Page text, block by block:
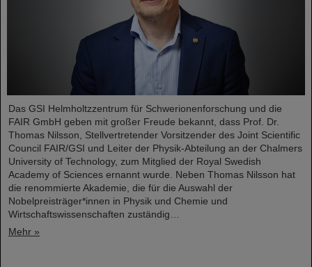
Das GSI Helmholtzzentrum für Schwerionenforschung und die
FAIR GmbH geben mit großer Freude bekannt, dass Prof. Dr.
Thomas Nilsson, Stellvertretender Vorsitzender des Joint Scientific
Council FAIR/GSI und Leiter der Physik-Abteilung an der Chalmers
University of Technology, zum Mitglied der Royal Swedish
Academy of Sciences ernannt wurde. Neben Thomas Nilsson hat
die renommierte Akademie, die für die Auswahl der
Nobelpreisträger*innen in Physik und Chemie und
Wirtschaftswissenschaften zuständig…
Mehr »